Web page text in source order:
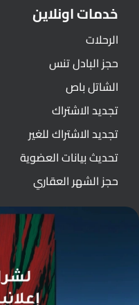
خدمات اونلاين
الرحلات
حجز البادل تنس
الشاتل باص
تجديد الاشتراك
تجديد الاشتراك للغير
تحديث بيانات العضوية
حجز الشهر العقاري